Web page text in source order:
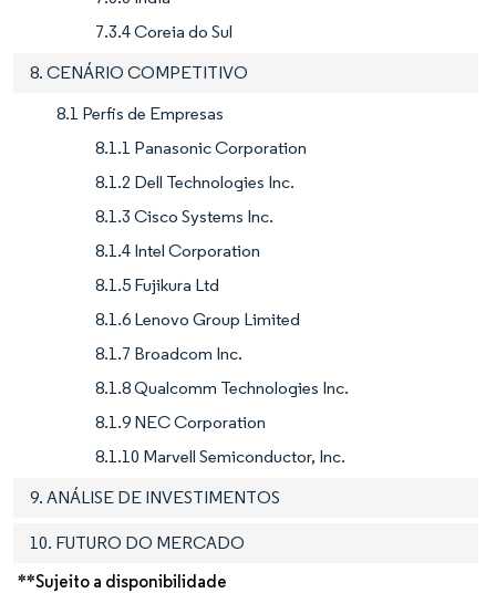
7.3.4 Coreia do Sul
8. CENÁRIO COMPETITIVO
8.1 Perfis de Empresas
8.1.1 Panasonic Corporation
8.1.2 Dell Technologies Inc.
8.1.3 Cisco Systems Inc.
8.1.4 Intel Corporation
8.1.5 Fujikura Ltd
8.1.6 Lenovo Group Limited
8.1.7 Broadcom Inc.
8.1.8 Qualcomm Technologies Inc.
8.1.9 NEC Corporation
8.1.10 Marvell Semiconductor, Inc.
9. ANÁLISE DE INVESTIMENTOS
10. FUTURO DO MERCADO
**Sujeito a disponibilidade